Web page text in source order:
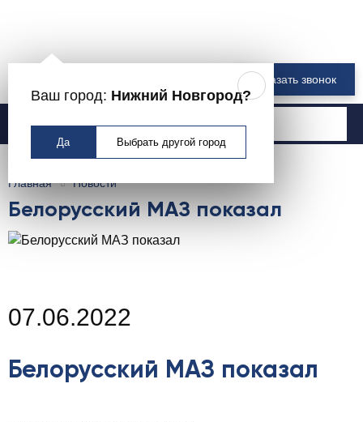
Ваш город: Нижний Новгород?
Да Выбрать другой город
Заказать звонок
Москва
Главная Новости
Белорусский МАЗ показал
07.06.2022
Белорусский МАЗ показал